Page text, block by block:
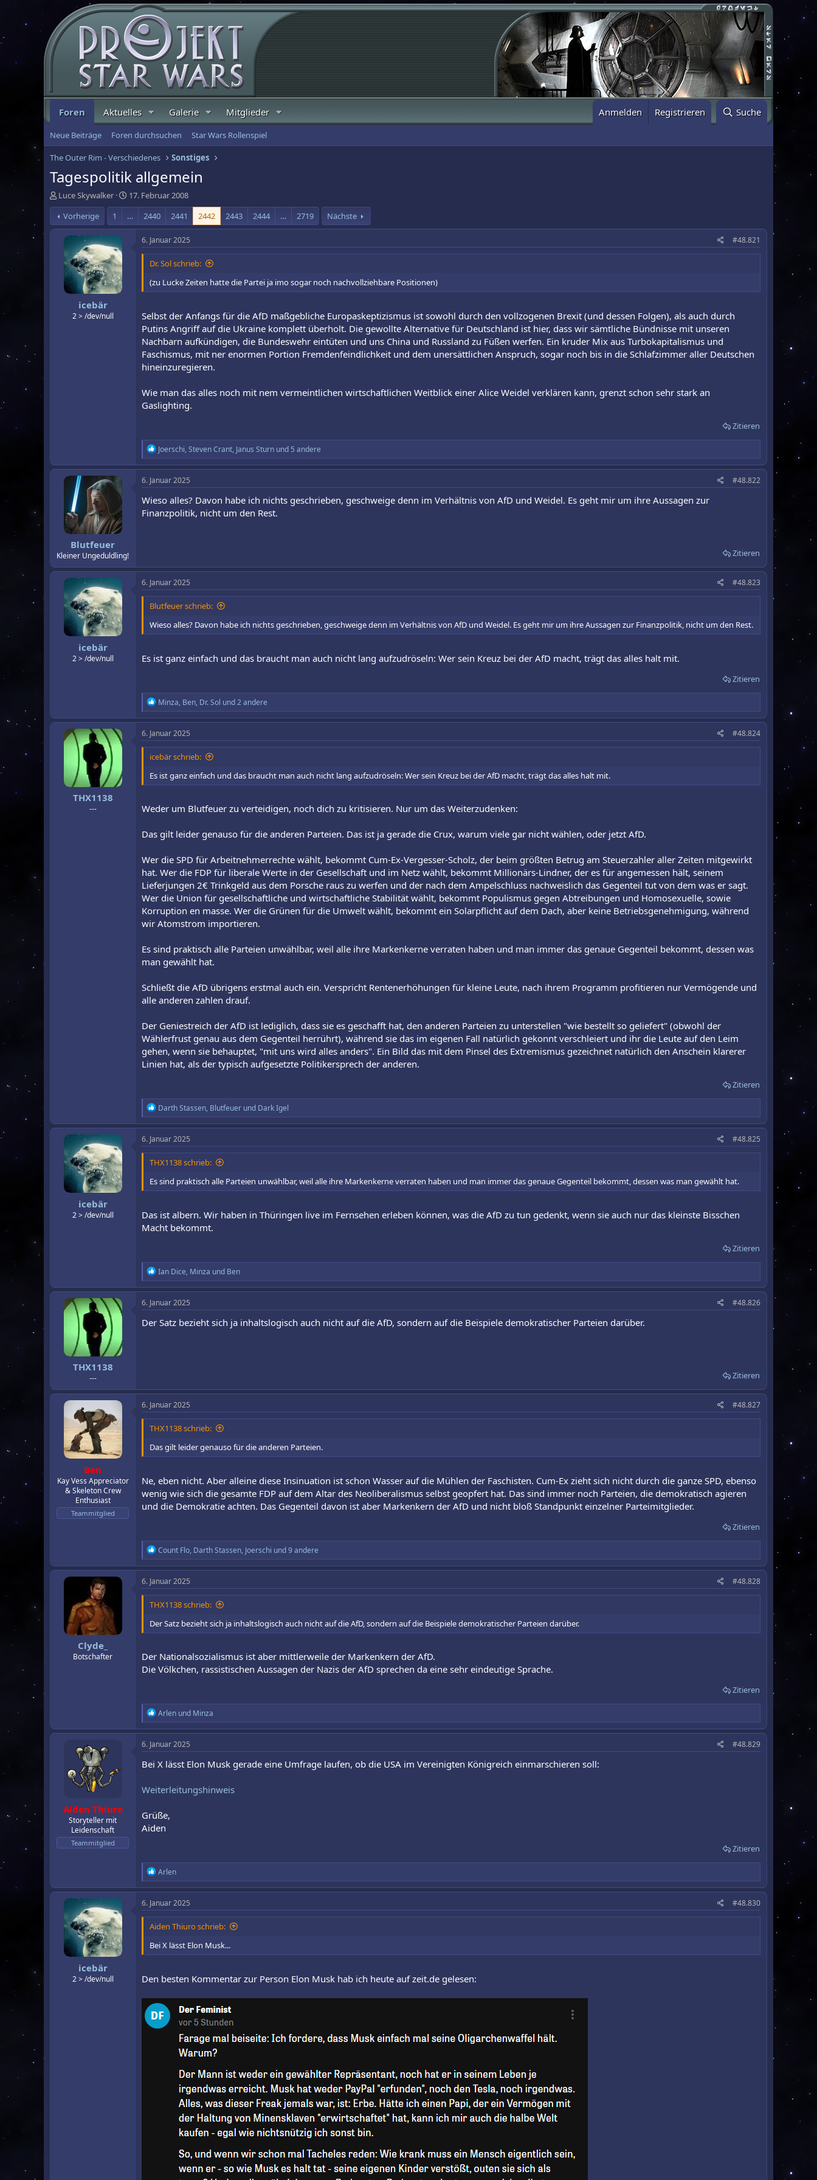
Foren Aktuelles Galerie Mitglieder Anmelden Registrieren Suche
Neue Beiträge Foren durchsuchen Star Wars Rollenspiel
The Outer Rim - Verschiedenes Sonstiges
Tagespolitik allgemein
E
r
s
t
Luce Skywalker
E
r
s
t
17. Februar 2008
Vorherige
1 … 2440 2441 2442 2443 2444 … 2719 Nächste
icebär
2 > /dev/null
6. Januar 2025 #48.821
Dr. Sol schrieb:
(zu Lucke Zeiten hatte die Partei ja imo sogar noch nachvollziehbare Positionen)
Selbst der Anfangs für die AfD maßgebliche Europaskeptizismus ist sowohl durch den vollzogenen Brexit (und dessen Folgen), als auch durch
Putins Angriff auf die Ukraine komplett überholt. Die gewollte Alternative für Deutschland ist hier, dass wir sämtliche Bündnisse mit unseren
Nachbarn aufkündigen, die Bundeswehr eintüten und uns China und Russland zu Füßen werfen. Ein kruder Mix aus Turbokapitalismus und
Faschismus, mit ner enormen Portion Fremdenfeindlichkeit und dem unersättlichen Anspruch, sogar noch bis in die Schlafzimmer aller Deutschen
hineinzuregieren.
Wie man das alles noch mit nem vermeintlichen wirtschaftlichen Weitblick einer Alice Weidel verklären kann, grenzt schon sehr stark an
Gaslighting.
Zitieren
R
e
a
k
t
i
o
n
Joerschi, Steven Crant, Janus Sturn und 5 andere
Blutfeuer
Kleiner Ungeduldling!
6. Januar 2025 #48.822
Wieso alles? Davon habe ich nichts geschrieben, geschweige denn im Verhältnis von AfD und Weidel. Es geht mir um ihre Aussagen zur
Finanzpolitik, nicht um den Rest.
Zitieren
icebär
2 > /dev/null
6. Januar 2025 #48.823
Blutfeuer schrieb:
Wieso alles? Davon habe ich nichts geschrieben, geschweige denn im Verhältnis von AfD und Weidel. Es geht mir um ihre Aussagen zur Finanzpolitik, nicht um den Rest.
Es ist ganz einfach und das braucht man auch nicht lang aufzudröseln: Wer sein Kreuz bei der AfD macht, trägt das alles halt mit.
Zitieren
R
e
a
k
t
i
o
e
n
Minza, Ben, Dr. Sol und 2 andere
THX1138
---
6. Januar 2025 #48.824
icebär schrieb:
Es ist ganz einfach und das braucht man auch nicht lang aufzudröseln: Wer sein Kreuz bei der AfD macht, trägt das alles halt mit.
Weder um Blutfeuer zu verteidigen, noch dich zu kritisieren. Nur um das Weiterzudenken:
Das gilt leider genauso für die anderen Parteien. Das ist ja gerade die Crux, warum viele gar nicht wählen, oder jetzt AfD.
Wer die SPD für Arbeitnehmerrechte wählt, bekommt Cum-Ex-Vergesser-Scholz, der beim größten Betrug am Steuerzahler aller Zeiten mitgewirkt
hat. Wer die FDP für liberale Werte in der Gesellschaft und im Netz wählt, bekommt Millionärs-Lindner, der es für angemessen hält, seinem
Lieferjungen 2€ Trinkgeld aus dem Porsche raus zu werfen und der nach dem Ampelschluss nachweislich das Gegenteil tut von dem was er sagt.
Wer die Union für gesellschaftliche und wirtschaftliche Stabilität wählt, bekommt Populismus gegen Abtreibungen und Homosexuelle, sowie
Korruption en masse. Wer die Grünen für die Umwelt wählt, bekommt ein Solarpflicht auf dem Dach, aber keine Betriebsgenehmigung, während
wir Atomstrom importieren.
Es sind praktisch alle Parteien unwählbar, weil alle ihre Markenkerne verraten haben und man immer das genaue Gegenteil bekommt, dessen was
man gewählt hat.
Schließt die AfD übrigens erstmal auch ein. Verspricht Rentenerhöhungen für kleine Leute, nach ihrem Programm profitieren nur Vermögende und
alle anderen zahlen drauf.
Der Geniestreich der AfD ist lediglich, dass sie es geschafft hat, den anderen Parteien zu unterstellen "wie bestellt so geliefert" (obwohl der
Wählerfrust genau aus dem Gegenteil herrührt), während sie das im eigenen Fall natürlich gekonnt verschleiert und ihr die Leute auf den Leim
gehen, wenn sie behauptet, "mit uns wird alles anders". Ein Bild das mit dem Pinsel des Extremismus gezeichnet natürlich den Anschein klarerer
Linien hat, als der typisch aufgesetzte Politikersprech der anderen.
Zitieren
R
e
a
k
t
i
o
e
n
Darth Stassen, Blutfeuer und Dark Igel
icebär
2 > /dev/null
6. Januar 2025 #48.825
THX1138 schrieb:
Es sind praktisch alle Parteien unwählbar, weil alle ihre Markenkerne verraten haben und man immer das genaue Gegenteil bekommt, dessen was man gewählt hat.
Das ist albern. Wir haben in Thüringen live im Fernsehen erleben können, was die AfD zu tun gedenkt, wenn sie auch nur das kleinste Bisschen
Macht bekommt.
Zitieren
R
e
a
k
t
o
Ian Dice, Minza und Ben
THX1138
---
6. Januar 2025 #48.826
Der Satz bezieht sich ja inhaltslogisch auch nicht auf die AfD, sondern auf die Beispiele demokratischer Parteien darüber.
Zitieren
Ben
Kay Vess Appreciator
& Skeleton Crew
Enthusiast
Teammitglied
6. Januar 2025 #48.827
THX1138 schrieb:
Das gilt leider genauso für die anderen Parteien.
Ne, eben nicht. Aber alleine diese Insinuation ist schon Wasser auf die Mühlen der Faschisten. Cum-Ex zieht sich nicht durch die ganze SPD, ebenso
wenig wie sich die gesamte FDP auf dem Altar des Neoliberalismus selbst geopfert hat. Das sind immer noch Parteien, die demokratisch agieren
und die Demokratie achten. Das Gegenteil davon ist aber Markenkern der AfD und nicht bloß Standpunkt einzelner Parteimitglieder.
Zitieren
R
e
a
k
t
i
o
e
n
Count Flo, Darth Stassen, Joerschi und 9 andere
Clyde_
Botschafter
6. Januar 2025 #48.828
THX1138 schrieb:
Der Satz bezieht sich ja inhaltslogisch auch nicht auf die AfD, sondern auf die Beispiele demokratischer Parteien darüber.
Der Nationalsozialismus ist aber mittlerweile der Markenkern der AfD.
Die Völkchen, rassistischen Aussagen der Nazis der AfD sprechen da eine sehr eindeutige Sprache.
Zitieren
R
e
a
k
t
i
o
e
Arlen und Minza
Aiden Thiuro
Storyteller mit
Leidenschaft
Teammitglied
6. Januar 2025 #48.829
Bei X lässt Elon Musk gerade eine Umfrage laufen, ob die USA im Vereinigten Königreich einmarschieren soll:
Weiterleitungshinweis
Grüße,
Aiden
Zitieren
R
e
a
k
t
i
o
e
n
Arlen
icebär
2 > /dev/null
6. Januar 2025 #48.830
Aiden Thiuro schrieb:
Bei X lässt Elon Musk...
Den besten Kommentar zur Person Elon Musk hab ich heute auf zeit.de gelesen: